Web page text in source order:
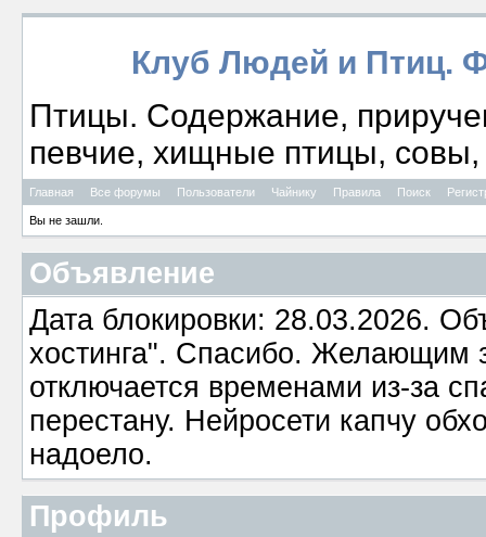
Клуб Людей и Птиц.
Птицы. Содержание,
певчие, хищные птицы, совы,
Главная Все форумы Пользователи Чайнику Правила Поиск
Вы не зашли.
Объявление
Дата блокировки: 28.03.2026.
хостинга". Спасибо. Желающим
отключается временами из-за
перестану. Нейросети капчу
надоело.
Профиль